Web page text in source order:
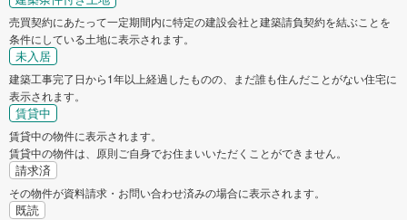
売買契約にあたって一定期間内に特定の建設会社と建築請負契約を結ぶことを
条件にしている土地に表示されます。
未入居
建築工事完了日から1年以上経過したものの、まだ誰も住んだことがない住宅に
表示されます。
賃貸中
賃貸中の物件に表示されます。
賃貸中の物件は、原則ご自身でお住まいいただくことができません。
請求済
その物件が資料請求・お問い合わせ済みの場合に表示されます。
既読